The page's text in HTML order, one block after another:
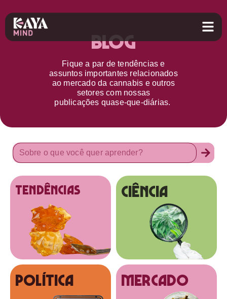
Blog
Fique a par detendências e
assuntos importantes relacionados
ao mercado da cannabis e outros
setorescom nossas
publicações quase-que-diárias.
tendências Ciência
Política MERCADO